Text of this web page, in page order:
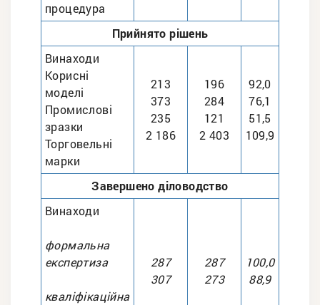
процедура
Прийнято рішень
Винаходи
Корисні
моделі
Промислові
зразки
Торговельні
марки
213
373
235
2 186
196
284
121
2 403
92,0
76,1
51,5
109,9
Завершено діловодство
Винаходи
формальна
експертиза
кваліфікаційна
287
307
287
273
100,0
88,9